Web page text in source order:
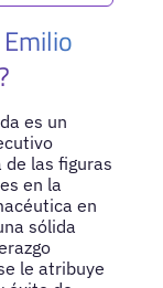
es un
de las figuras
en la
en
sólida
le atribuye